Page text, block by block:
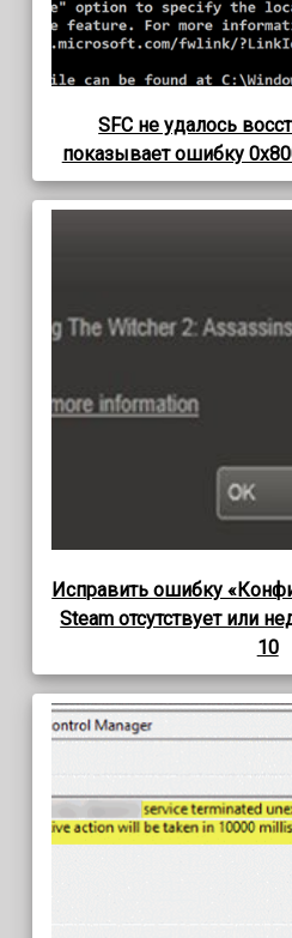
SFC не удалось
показывает ошибку
Исправить ошибку
Steam отсутствует или
10